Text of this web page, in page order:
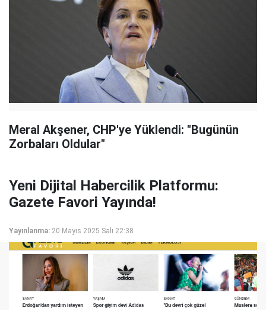
Meral Akşener, CHP'ye Yüklendi: "Bugünün
Zorbaları Oldular"
Yeni Dijital Habercilik Platformu:
Gazete Favori Yayında!
Yayınlanma: 20 Mayıs 2025 Salı 22:38